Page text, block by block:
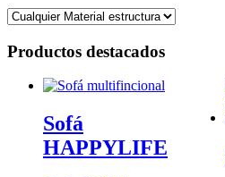
Productos destacados
Sofá
HAPPYLIFE